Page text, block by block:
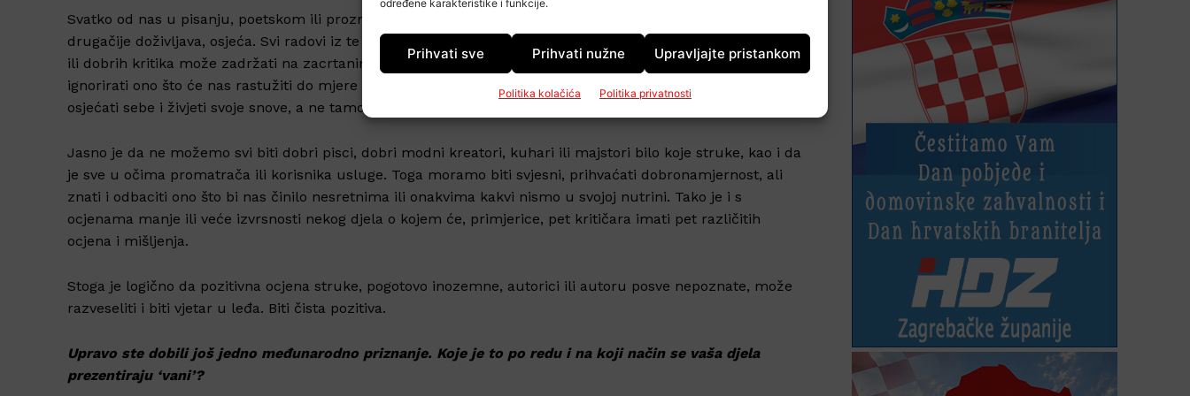
određene karakteristike i funkcije.
Prihvati sve Prihvati nužne Upravljajte pristankom
Politika kolačića Politika privatnosti
Svatko od nas u pisanju, poetskom ili proznom, ili ima svoj stil, ili ga tek pronalazi. Svaki ga čitatelj
drugačije doživljava, osjeća. Svi radovi iz te branše nekome su “fuj”, a nekome “uj” i jedino što nas od loših
ili dobrih kritika može zadržati na zacrtanim ciljevima jest prihvatiti ono što nam može biti od koristi, a
ignorirati ono što će nas rastužiti do mjere odustajanja, što je najgora opcija. Uvijek sam mišljenja da treba
osjećati sebe i živjeti svoje snove, a ne tamo nečije.
Jasno je da ne možemo svi biti dobri pisci, dobri modni kreatori, kuhari ili majstori bilo koje struke, kao i da
je sve u očima promatrača ili korisnika usluge. Toga moramo biti svjesni, prihvaćati dobronamjernost, ali
znati i odbaciti ono što bi nas činilo nesretnima ili onakvima kakvi nismo u svojoj nutrini. Tako je i s
ocjenama manje ili veće izvrsnosti nekog djela o kojem će, primjerice, pet kritičara imati pet različitih
ocjena i mišljenja.
Stoga je logično da pozitivna ocjena struke, pogotovo inozemne, autorici ili autoru posve nepoznate, može
razveseliti i biti vjetar u leđa. Biti čista pozitiva.
Upravo ste dobili još jedno međunarodno priznanje. Koje je to po redu i na koji način se vaša djela
prezentiraju ‘vani’?